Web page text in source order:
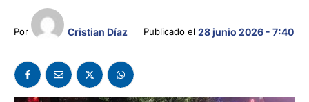
Por Cristian Díaz Publicado el 28 junio 2026 - 7:40